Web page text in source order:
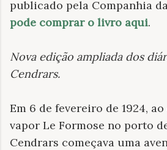
publicado pela Companhia
pode comprar o livro aqui.
Nova edição ampliada dos
Cendrars.
Em 6 de fevereiro de 1924,
vapor Le Formose no porto
Cendrars começava uma